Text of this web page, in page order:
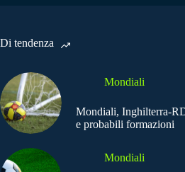
Di tendenza
Mondiali
Mondiali, Inghilterra-
e probabili formazioni
Mondiali